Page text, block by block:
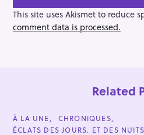
g
a
t
This site uses Akismet to reduce
comment data is processed.
Related
C
A
T
À LA UNE
CHRONIQUES
ÉCLATS DES JOURS. ET DES NUITS